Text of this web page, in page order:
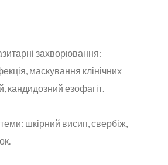
захворювання:
маскування клінічних
кандидозний езофагіт.
шкірний висип, свербіж,